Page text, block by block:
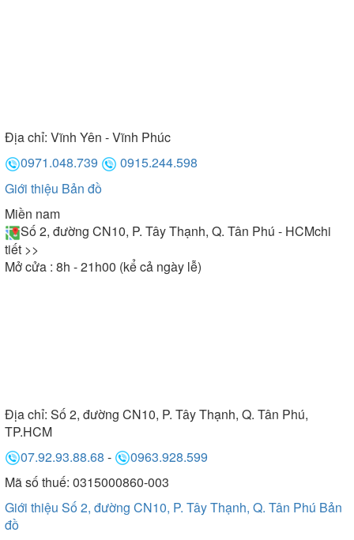
Địa chỉ: Vĩnh Yên - Vĩnh Phúc
0971.048.739
0915.244.598
Giới thiệu Bản đồ
Miền nam
Số 2, đường CN10, P. Tây Thạnh, Q. Tân Phú - HCMchi
tiết >>
Mở cửa : 8h - 21h00 (kể cả ngày lễ)
Địa chỉ: Số 2, đường CN10, P. Tây Thạnh, Q. Tân Phú,
TP.HCM
07.92.93.88.68 -
0963.928.599
Mã số thuế: 0315000860-003
Giới thiệu Số 2, đường CN10, P. Tây Thạnh, Q. Tân Phú Bản
đồ